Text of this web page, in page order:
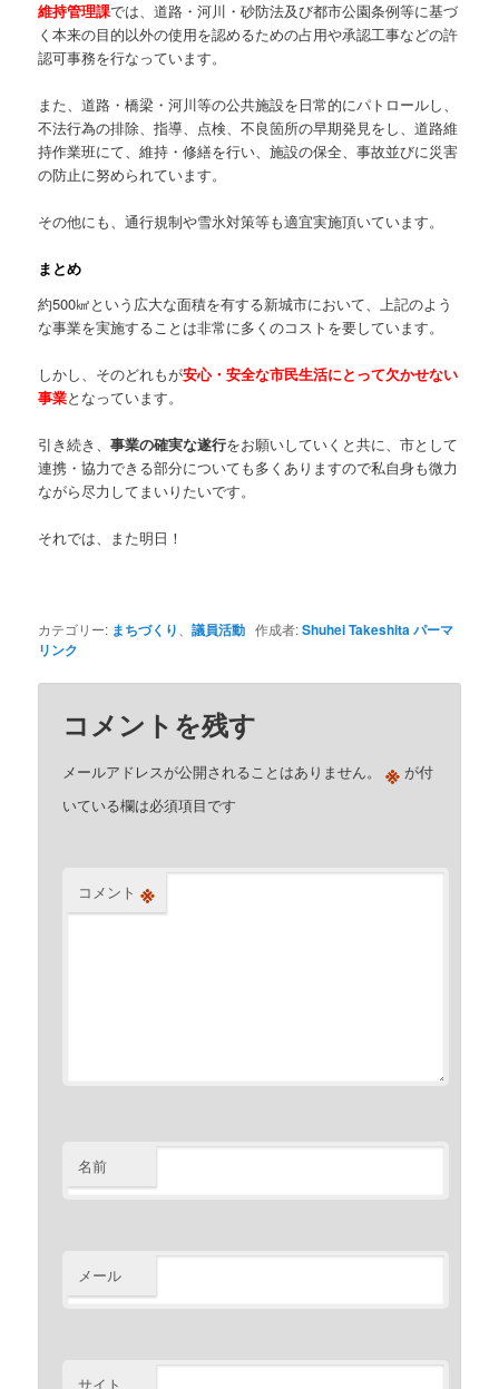
維持管理課では、道路・河川・砂防法及び都市公園条例等に基づ
く本来の目的以外の使用を認めるための占用や承認工事などの許
認可事務を行なっています。
また、道路・橋梁・河川等の公共施設を日常的にパトロールし、
不法行為の排除、指導、点検、不良箇所の早期発見をし、道路維
持作業班にて、維持・修繕を行い、施設の保全、事故並びに災害
の防止に努められています。
その他にも、通行規制や雪氷対策等も適宜実施頂いています。
まとめ
約500㎢という広大な面積を有する新城市において、上記のよう
な事業を実施することは非常に多くのコストを要しています。
しかし、そのどれもが安心・安全な市民生活にとって欠かせない
事業となっています。
引き続き、事業の確実な遂行をお願いしていくと共に、市として
連携・協力できる部分についても多くありますので私自身も微力
ながら尽力してまいりたいです。
それでは、また明日！
カテゴリー: まちづくり 、議員活動 作成者:Shuhei Takeshitaパーマ
リンク
コメントを残す
メールアドレスが公開されることはありません。 ※ が付
いている欄は必須項目です
コメント ※
名前
メール
サイト